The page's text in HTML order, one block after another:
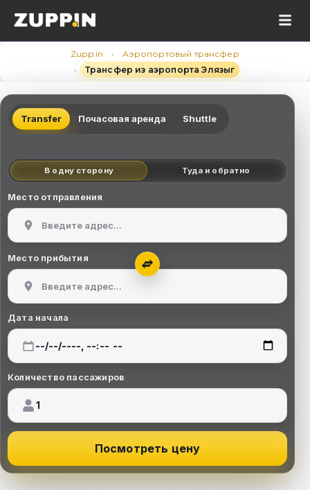
Zupp.in ›
Аэропортовый трансфер
›
Трансфер из аэропорта Элязыг
Transfer Почасовая аренда Shuttle
В одну сторону Туда и обратно
Место отправления
Место прибытия
Дата начала
Количество пассажиров
Посмотреть цену